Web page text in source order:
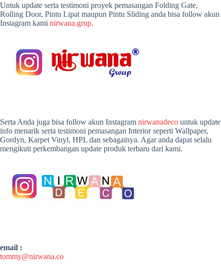
Untuk update serta testimoni proyek pemasangan Folding Gate,
Rolling Door, Pintu Lipat maupun Pintu Sliding anda bisa follow akun
Instagram kami nirwana.grup.
Serta Anda juga bisa follow akun Instagram nirwanadeco untuk update
info menarik serta testimoni pemasangan Interior seperti Wallpaper,
Gordyn, Karpet Vinyl, HPL dan sebagainya. Agar anda dapat selalu
mengikuti perkembangan update produk terbaru dari kami.
email :
tommy@nirwana.co